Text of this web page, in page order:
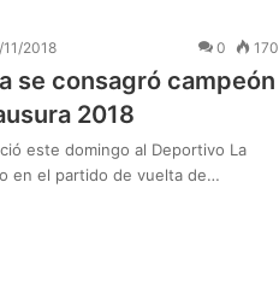
11/2018 0 170
se consagró campeón
2018
este domingo al Deportivo La
en el partido de vuelta de…